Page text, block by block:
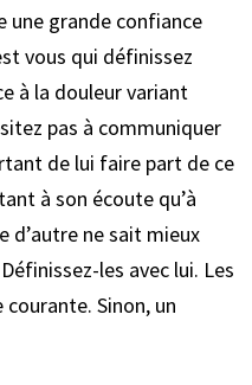
une grande confiance
vous qui définissez
à la douleur variant
pas à communiquer
de lui faire part de ce
à son écoute qu’à
d’autre ne sait mieux
les avec lui. Les
Sinon, un